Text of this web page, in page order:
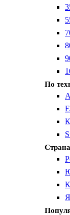
По